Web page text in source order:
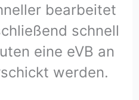
bearbeitet
schnell
eine eVB an
werden.